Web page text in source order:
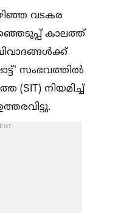
വടകര
കാലത്ത്
സംഭവത്തില്‍
നിയമിച്ച്‌